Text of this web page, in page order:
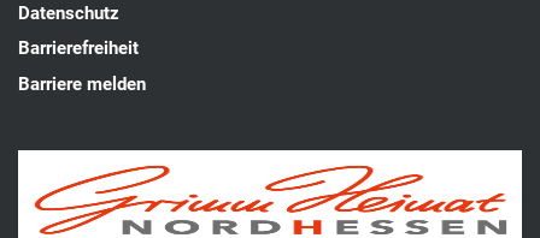
Datenschutz
Barrierefreiheit
Barriere melden